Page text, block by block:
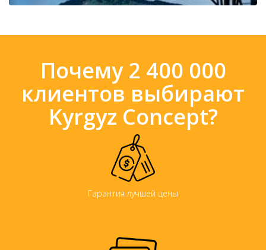
Почему 2 400 000
клиентов выбирают
Kyrgyz Concept?
Гарантия лучшей цены